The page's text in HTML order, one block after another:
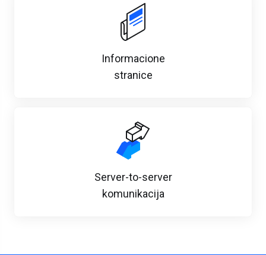
Informacione
stranice
Server-to-server
komunikacija